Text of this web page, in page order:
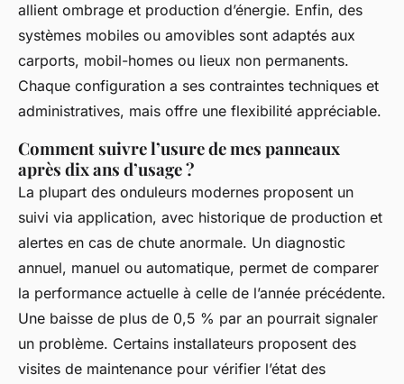
allient ombrage et production d’énergie. Enfin, des
systèmes mobiles ou amovibles sont adaptés aux
carports, mobil-homes ou lieux non permanents.
Chaque configuration a ses contraintes techniques et
administratives, mais offre une flexibilité appréciable.
Comment suivre l’usure de mes panneaux
après dix ans d’usage ?
La plupart des onduleurs modernes proposent un
suivi via application, avec historique de production et
alertes en cas de chute anormale. Un diagnostic
annuel, manuel ou automatique, permet de comparer
la performance actuelle à celle de l’année précédente.
Une baisse de plus de 0,5 % par an pourrait signaler
un problème. Certains installateurs proposent des
visites de maintenance pour vérifier l’état des